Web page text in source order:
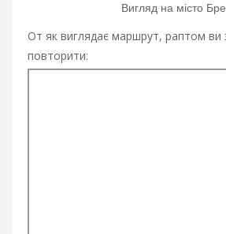
Вигляд на місто
От як виглядає маршрут, раптом ви
повторити: